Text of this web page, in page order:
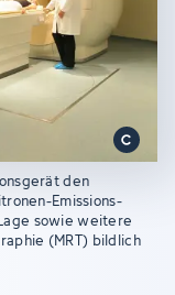
den
Emissions-
sowie weitere
(MRT) bildlich